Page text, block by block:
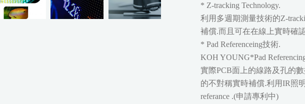
* Z-tracking Technology.
利用多週期測量技術的Z-
補償.而且可在在線上實時確
* Pad Referenceing技術.
KOH YOUNG*Pad
實際PCB面上的線路及孔的
的不對稱實時補償.利用IR照
referance .(申請專利中)